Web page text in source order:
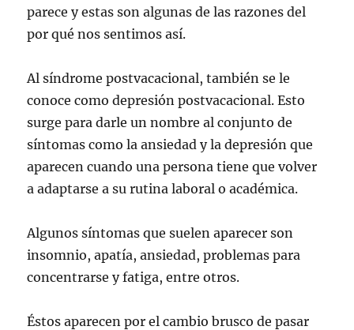
parece y estas son algunas de las razones del
por qué nos sentimos así.
Al síndrome postvacacional, también se le
conoce como depresión postvacacional. Esto
surge para darle un nombre al conjunto de
síntomas como la ansiedad y la depresión que
aparecen cuando una persona tiene que volver
a adaptarse a su rutina laboral o académica.
Algunos síntomas que suelen aparecer son
insomnio, apatía, ansiedad, problemas para
concentrarse y fatiga, entre otros.
Éstos aparecen por el cambio brusco de pasar